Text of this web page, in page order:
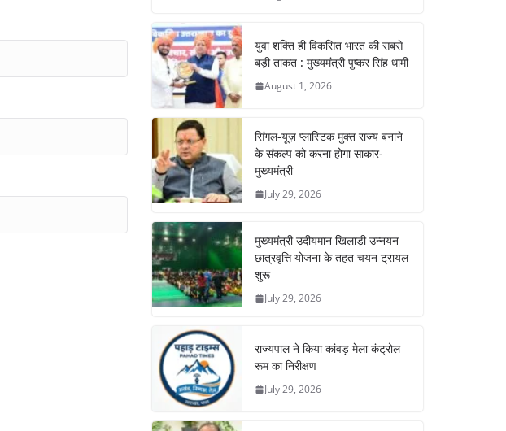
युवा शक्ति ही विकसित भारत की सबसे
बड़ी ताकत : मुख्यमंत्री पुष्कर सिंह धामी
August 1, 2026
सिंगल-यूज़ प्लास्टिक मुक्त राज्य बनाने
के संकल्प को करना होगा साकार-
मुख्यमंत्री
July 29, 2026
मुख्यमंत्री उदीयमान खिलाड़ी उन्नयन
छात्रवृत्ति योजना के तहत चयन ट्रायल
शुरू
July 29, 2026
राज्यपाल ने किया कांवड़ मेला कंट्रोल
रूम का निरीक्षण
July 29, 2026